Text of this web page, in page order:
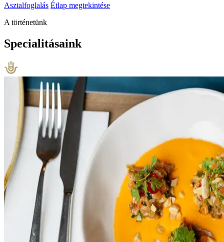
Asztalfoglalás Étlap megtekintése
A történetünk
Specialitásaink